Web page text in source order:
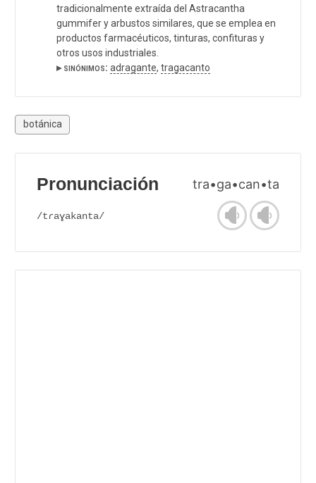
tradicionalmente extraída del Astracantha
gummifer y arbustos similares, que se emplea en
productos farmacéuticos, tinturas, confituras y
otros usos industriales.
▸ sinónimos: adragante, tragacanto
botánica
Pronunciación tra•ga•can•ta
/tɾaɣakanta/